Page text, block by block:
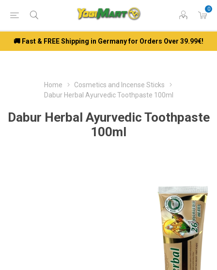
0
🚚 Fast & FREE Shipping in Germany for Orders Over 39.99€!
Home
Cosmetics and Incense Sticks
Dabur Herbal Ayurvedic Toothpaste 100ml
Dabur Herbal Ayurvedic Toothpaste
100ml